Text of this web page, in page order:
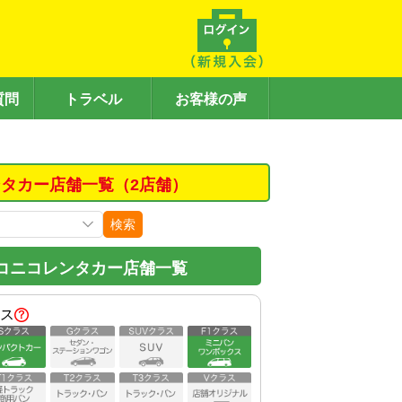
問 トラベル お客様の声
カー店舗一覧（2店舗）
検索
ニコレンタカー店舗一覧